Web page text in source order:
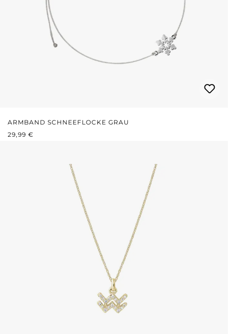
ARMBAND SCHNEEFLOCKE GRAU
REGULÄRER PREIS:
29,99 €